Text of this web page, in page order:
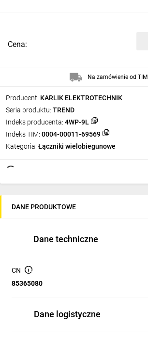
Producent: KARLIK ELEKTROTECHNIK
Seria produktu: TREND
Indeks producenta: 4WP-9L
Indeks TIM: 0004-00011-69569
Kategoria: Łączniki wielobiegunowe
Cena:
Na zamówienie od TIM
DANE PRODUKTOWE
Dane techniczne
CN
85365080
Dane logistyczne